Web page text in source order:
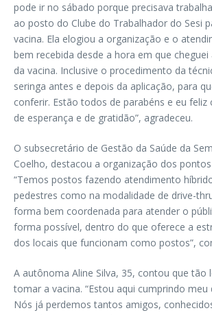
pode ir no sábado porque precisava
ao posto do Clube do Trabalhador do Sesi
vacina. Ela elogiou a organização e o
bem recebida desde a hora em que
da vacina. Inclusive o procedimento da
seringa antes e depois da aplicação, para
conferir. Estão todos de parabéns e eu feliz
de esperança e de gratidão”, agradeceu.
O subsecretário de Gestão da Saúde da
Coelho, destacou a organização dos
“Temos postos fazendo atendimento
pedestres como na modalidade de drive-
forma bem coordenada para atender o
forma possível, dentro do que oferece a
dos locais que funcionam como postos”,
A autônoma Aline Silva, 35, contou que tão
tomar a vacina. “Estou aqui cumprindo meu
Nós já perdemos tantos amigos,